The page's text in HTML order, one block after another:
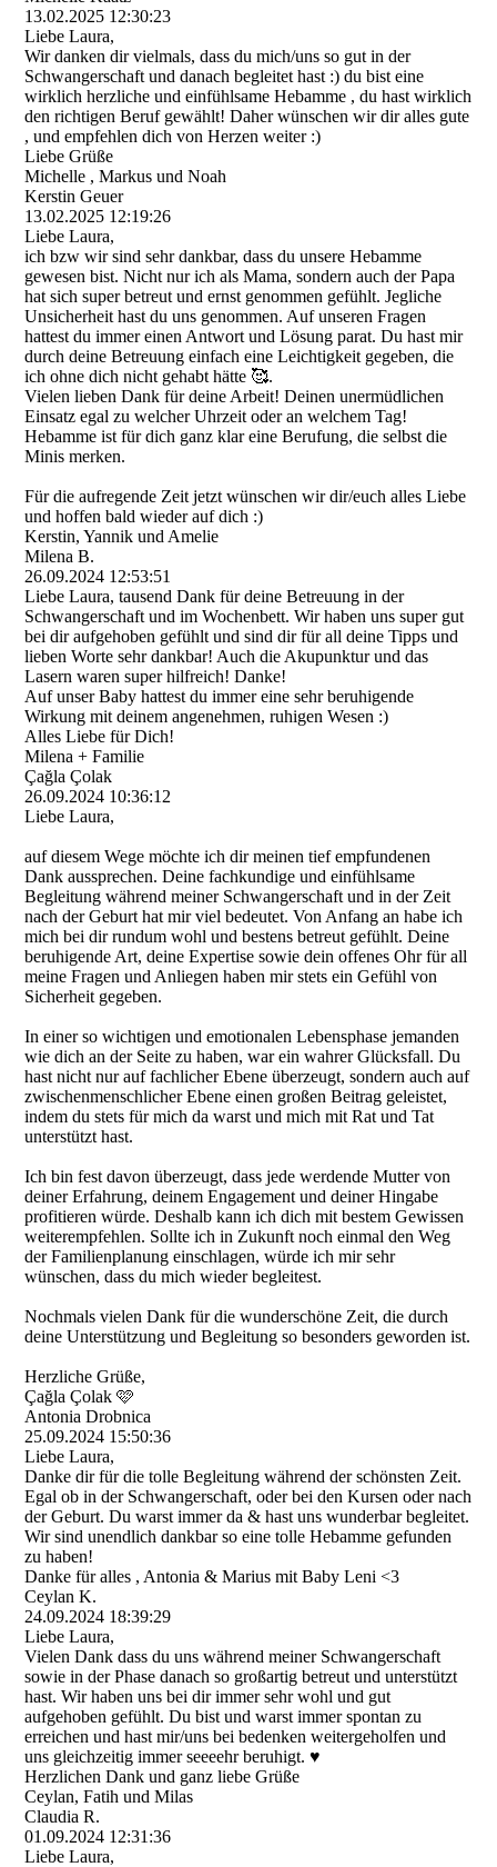
13.02.2025 12:30:23
Liebe Laura,
Wir danken dir vielmals, dass du mich/uns so gut in der
Schwangerschaft und danach begleitet hast :) du bist eine
wirklich herzliche und einfühlsame Hebamme , du hast wirklich
den richtigen Beruf gewählt! Daher wünschen wir dir alles gute
, und empfehlen dich von Herzen weiter :)
Liebe Grüße
Michelle , Markus und Noah
Kerstin Geuer
13.02.2025 12:19:26
Liebe Laura,
ich bzw wir sind sehr dankbar, dass du unsere Hebamme
gewesen bist. Nicht nur ich als Mama, sondern auch der Papa
hat sich super betreut und ernst genommen gefühlt. Jegliche
Unsicherheit hast du uns genommen. Auf unseren Fragen
hattest du immer einen Antwort und Lösung parat. Du hast mir
durch deine Betreuung einfach eine Leichtigkeit gegeben, die
ich ohne dich nicht gehabt hätte 🥰.
Vielen lieben Dank für deine Arbeit! Deinen unermüdlichen
Einsatz egal zu welcher Uhrzeit oder an welchem Tag!
Hebamme ist für dich ganz klar eine Berufung, die selbst die
Minis merken.
Für die aufregende Zeit jetzt wünschen wir dir/euch alles Liebe
und hoffen bald wieder auf dich :)
Kerstin, Yannik und Amelie
Milena B.
26.09.2024 12:53:51
Liebe Laura, tausend Dank für deine Betreuung in der
Schwangerschaft und im Wochenbett. Wir haben uns super gut
bei dir aufgehoben gefühlt und sind dir für all deine Tipps und
lieben Worte sehr dankbar! Auch die Akupunktur und das
Lasern waren super hilfreich! Danke!
Auf unser Baby hattest du immer eine sehr beruhigende
Wirkung mit deinem angenehmen, ruhigen Wesen :)
Alles Liebe für Dich!
Milena + Familie
Çağla Çolak
26.09.2024 10:36:12
Liebe Laura,
auf diesem Wege möchte ich dir meinen tief empfundenen
Dank aussprechen. Deine fachkundige und einfühlsame
Begleitung während meiner Schwangerschaft und in der Zeit
nach der Geburt hat mir viel bedeutet. Von Anfang an habe ich
mich bei dir rundum wohl und bestens betreut gefühlt. Deine
beruhigende Art, deine Expertise sowie dein offenes Ohr für all
meine Fragen und Anliegen haben mir stets ein Gefühl von
Sicherheit gegeben.
In einer so wichtigen und emotionalen Lebensphase jemanden
wie dich an der Seite zu haben, war ein wahrer Glücksfall. Du
hast nicht nur auf fachlicher Ebene überzeugt, sondern auch auf
zwischenmenschlicher Ebene einen großen Beitrag geleistet,
indem du stets für mich da warst und mich mit Rat und Tat
unterstützt hast.
Ich bin fest davon überzeugt, dass jede werdende Mutter von
deiner Erfahrung, deinem Engagement und deiner Hingabe
profitieren würde. Deshalb kann ich dich mit bestem Gewissen
weiterempfehlen. Sollte ich in Zukunft noch einmal den Weg
der Familienplanung einschlagen, würde ich mir sehr
wünschen, dass du mich wieder begleitest.
Nochmals vielen Dank für die wunderschöne Zeit, die durch
deine Unterstützung und Begleitung so besonders geworden ist.
Herzliche Grüße,
Çağla Çolak 🩷
Antonia Drobnica
25.09.2024 15:50:36
Liebe Laura,
Danke dir für die tolle Begleitung während der schönsten Zeit.
Egal ob in der Schwangerschaft, oder bei den Kursen oder nach
der Geburt. Du warst immer da & hast uns wunderbar begleitet.
Wir sind unendlich dankbar so eine tolle Hebamme gefunden
zu haben!
Danke für alles , Antonia & Marius mit Baby Leni <3
Ceylan K.
24.09.2024 18:39:29
Liebe Laura,
Vielen Dank dass du uns während meiner Schwangerschaft
sowie in der Phase danach so großartig betreut und unterstützt
hast. Wir haben uns bei dir immer sehr wohl und gut
aufgehoben gefühlt. Du bist und warst immer spontan zu
erreichen und hast mir/uns bei bedenken weitergeholfen und
uns gleichzeitig immer seeeehr beruhigt. ♥️
Herzlichen Dank und ganz liebe Grüße
Ceylan, Fatih und Milas
Claudia R.
01.09.2024 12:31:36
Liebe Laura,